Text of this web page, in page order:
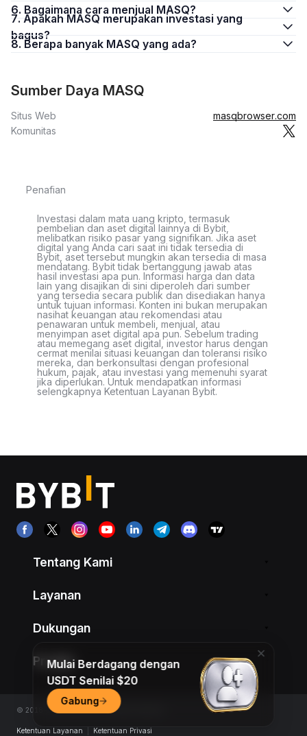
6. Bagaimana cara menjual MASQ?
7. Apakah MASQ merupakan investasi yang
bagus?
8. Berapa banyak MASQ yang ada?
Sumber Daya MASQ
Situs Web
masqbrowser.com
Komunitas
Penafian
Investasi dalam mata uang kripto, termasuk
pembelian dan aset digital lainnya di Bybit,
melibatkan risiko pasar yang signifikan. Jika aset
digital yang Anda cari saat ini tidak tersedia di
Bybit, aset tersebut mungkin akan tersedia di masa
mendatang. Bybit tidak bertanggung jawab atas
hasil investasi apa pun. Informasi harga dan data
lain yang disajikan di sini diperoleh dari sumber
yang tersedia secara publik dan disediakan hanya
untuk tujuan informasi. Konten ini bukan merupakan
nasihat keuangan atau rekomendasi atau
penawaran untuk membeli, menjual, atau
menyimpan aset digital apa pun. Sebelum trading
atau memegang aset digital, investor harus dengan
cermat menilai situasi keuangan dan toleransi risiko
mereka, dan berkonsultasi dengan profesional
hukum, pajak, atau investasi yang memenuhi syarat
jika diperlukan. Untuk mendapatkan informasi
selengkapnya Ketentuan Layanan Bybit.
Tentang Kami
Layanan
Dukungan
Produk
© 2018-2026 Bybit.com. All rights reserved.
Ketentuan Layanan Ketentuan Privasi
Mulai Berdagang dengan
USDT Senilai $20
Gabung